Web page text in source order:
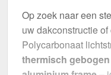
Op zoek naar een
uw dakconstructie
Polycarbonaat
thermisch